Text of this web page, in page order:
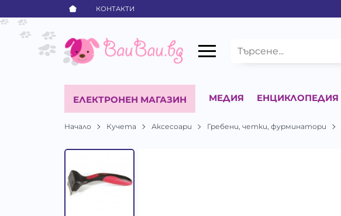
КОНТАКТИ
ЕЛЕКТРОНЕН МАГАЗИН МЕДИЯ ЕНЦИКЛОПЕДИЯ
Начало Кучета Аксесоари Гребени, четки, фурминатори